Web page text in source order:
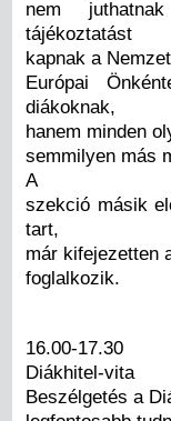
nem
tájékoztatást
kapnak a
Európai
diákoknak,
hanem minden
semmilyen más
A
szekció másik
tart,
már kifejezetten
foglalkozik.
16.00-17.30
Diákhitel-vita
Beszélgetés a